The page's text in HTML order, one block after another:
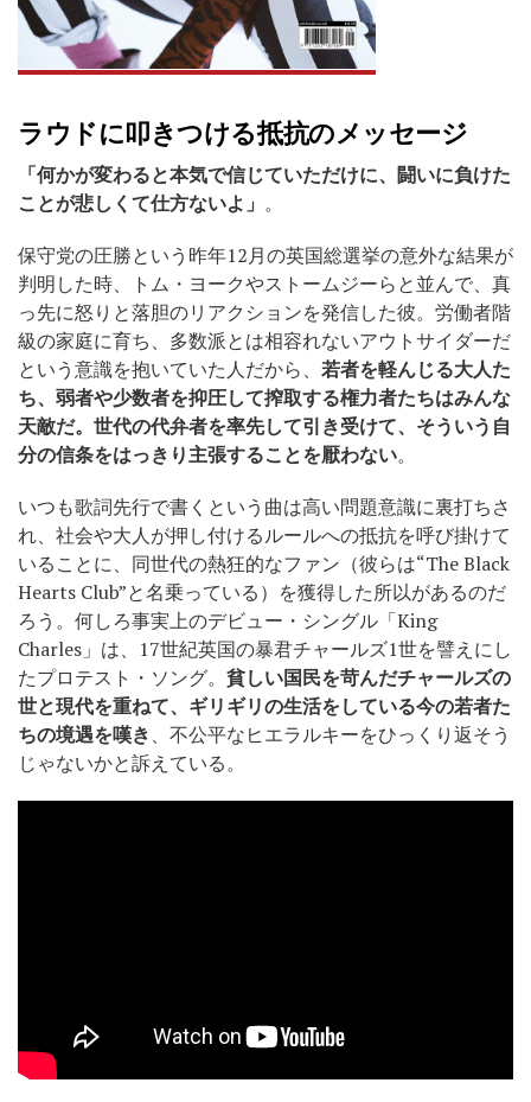
ラウドに叩きつける抵抗のメッセージ
「何かが変わると本気で信じていただけに、闘いに負けた
ことが悲しくて仕方ないよ」 。
保守党の圧勝という昨年12月の英国総選挙の意外な結果が
判明した時、トム・ヨークやストームジーらと並んで、真
っ先に怒りと落胆のリアクションを発信した彼。労働者階
級の家庭に育ち、多数派とは相容れないアウトサイダーだ
という意識を抱いていた人だから、 若者を軽んじる大人た
ち、弱者や少数者を抑圧して搾取する権力者たちはみんな
天敵だ。世代の代弁者を率先して引き受けて、そういう自
分の信条をはっきり主張することを厭わない。
いつも歌詞先行で書くという曲は高い問題意識に裏打ちさ
れ、社会や大人が押し付けるルールへの抵抗を呼び掛けて
いることに、同世代の熱狂的なファン（彼らは“The Black
Hearts Club”と名乗っている）を獲得した所以があるのだ
ろう。何しろ事実上のデビュー・シングル「King
Charles」は、17世紀英国の暴君チャールズ1世を譬えにし
たプロテスト・ソング。 貧しい国民を苛んだチャールズの
世と現代を重ねて、ギリギリの生活をしている今の若者た
ちの境遇を嘆き、不公平なヒエラルキーをひっくり返そう
じゃないかと訴えている。